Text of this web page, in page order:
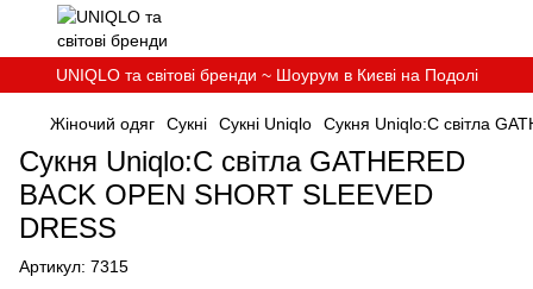
UNIQLO та світові бренди ~ Шоурум в Києві на Подолі
Жіночий одяг Cукні Cукні Uniqlo Сукня Uniqlo:C свiтла
Сукня Uniqlo:C свiтла GATHERED
BACK OPEN SHORT SLEEVED
DRESS
Артикул: 7315